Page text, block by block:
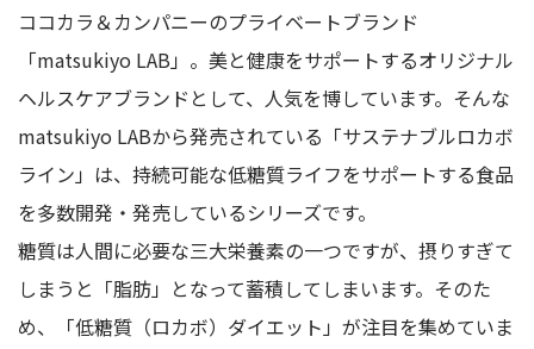
糖質5.9gビスケットチョコレート
糖質7.1g抹茶チョコ
糖質9.4gチョコナッツ
糖質7.7gパスタスナック ナポリタン
「サステナブルロカボライン」低糖質おやつの口コミを検証
低糖質だが脂質は高め
食感が粉っぽい
ココカラ＆カンパニーのプライベートブランド
「matsukiyo LAB」。美と健康をサポートするオリジナル
ヘルスケアブランドとして、人気を博しています。そんな
matsukiyo LABから発売されている「サステナブルロカボ
ライン」は、持続可能な低糖質ライフをサポートする食品
を多数開発・発売しているシリーズです。
糖質は人間に必要な三大栄養素の一つですが、摂りすぎて
しまうと「脂肪」となって蓄積してしまいます。そのた
め、「低糖質（ロカボ）ダイエット」が注目を集めていま